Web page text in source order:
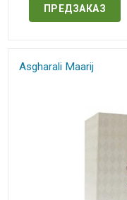
ПРЕДЗАКАЗ
Asgharali Maarij